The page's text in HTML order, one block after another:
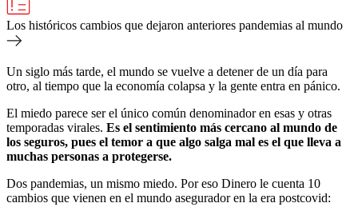
Los históricos cambios que dejaron anteriores pandemias al mundo
Un siglo más tarde, el mundo se vuelve a detener de un día para
otro, al tiempo que la economía colapsa y la gente entra en pánico.
El miedo parece ser el único común denominador en esas y otras
temporadas virales. Es el sentimiento más cercano al mundo de
los seguros, pues el temor a que algo salga mal es el que lleva a
muchas personas a protegerse.
Dos pandemias, un mismo miedo. Por eso Dinero le cuenta 10
cambios que vienen en el mundo asegurador en la era postcovid: